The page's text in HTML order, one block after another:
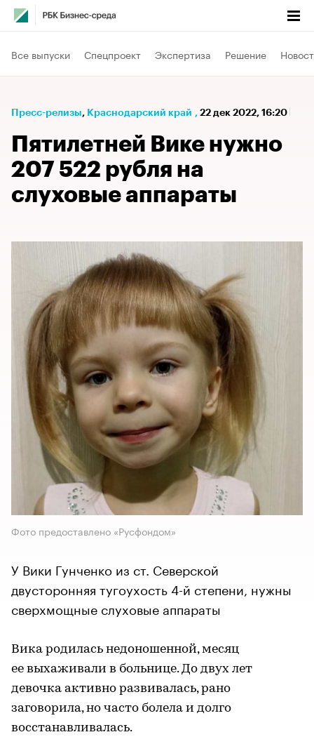
Все выпуски Спецпроект Экспертиза Решение
Пресс-релизы⁠, Краснодарский край , 22 дек 2022, 16:20
Пятилетней Вике нужно
207 522 рубля на
слуховые аппараты
Фото предоставлено «Русфондом»
У Вики Гунченко из ст. Северской
двусторонняя тугоухость 4-й степени, нужны
сверхмощные слуховые аппараты
Вика родилась недоношенной, месяц
ее выхаживали в больнице. До двух лет
девочка активно развивалась, рано
заговорила, но часто болела и долго
восстанавливалась.